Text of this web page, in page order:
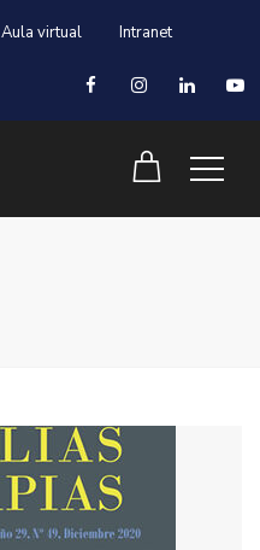
Aula virtual Intranet